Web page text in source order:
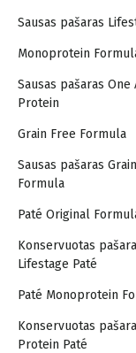
Sausas pašaras
Monoprotein
Sausas pašaras One
Protein
Grain Free Formula
Sausas pašaras
Formula
Paté Original
Konservuotas
Lifestage Paté
Paté Monoprotein
Konservuotas
Protein Paté